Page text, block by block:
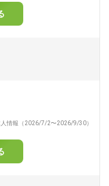
情報（2026/7/2〜2026/9/30）